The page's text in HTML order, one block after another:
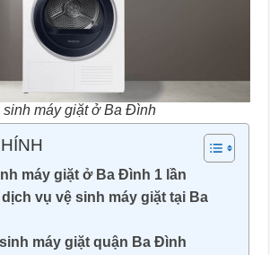
sinh máy giặt ở Ba Đình
máy giặt ở Ba Đình 1 lần
vụ vệ sinh máy giặt tại Ba
máy giặt quận Ba Đình